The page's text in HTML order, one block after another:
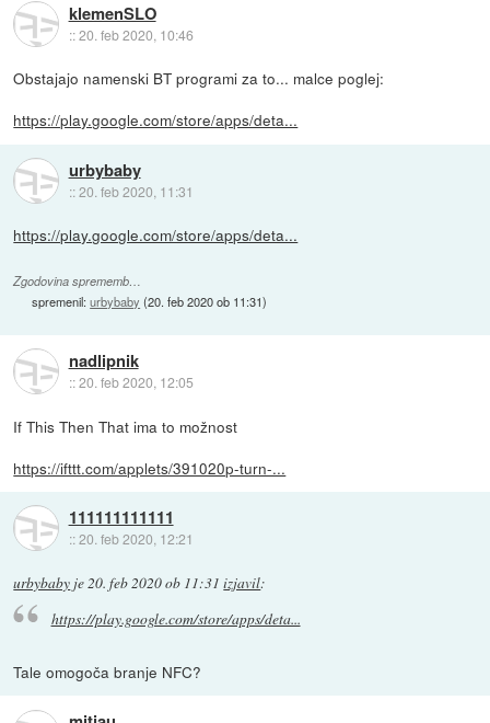
klemenSLO
::20. feb 2020, 10:46
Obstajajo namenski BT programi za to... malce poglej:
https://play.google.com/store/apps/deta...
urbybaby
::20. feb 2020, 11:31
https://play.google.com/store/apps/deta...
Zgodovina sprememb…
spremenil:urbybaby (20. feb 2020 ob 11:31)
nadlipnik
::20. feb 2020, 12:05
If This Then That ima to možnost
https://ifttt.com/applets/391020p-turn-...
111111111111
::20. feb 2020, 12:21
urbybaby je 20. feb 2020 ob 11:31 izjavil:
https://play.google.com/store/apps/deta...
Tale omogoča branje NFC?